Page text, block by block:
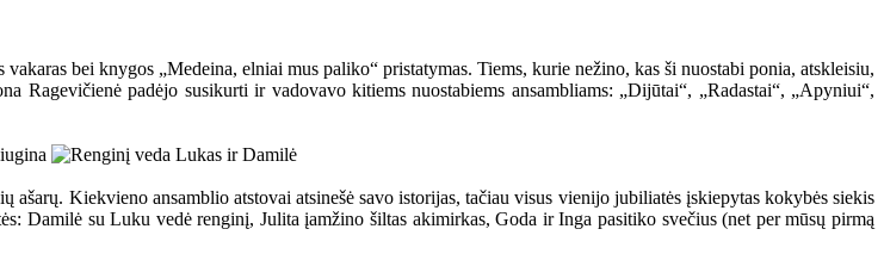
bei knygos „Medeina, elniai mus paliko“ pristatymas. Tiems, kurie nežino, kas ši nuostabi ponia, atskleisiu,
padėjo susikurti ir vadovavo kitiems nuostabiems ansambliams: „Dijūtai“, „Radastai“, „Apyniui“,
Kiekvieno ansamblio atstovai atsinešė savo istorijas, tačiau visus vienijo jubiliatės įskiepytas kokybės siekis
Damilė su Luku vedė renginį, Julita įamžino šiltas akimirkas, Goda ir Inga pasitiko svečius (net per mūsų pirmą